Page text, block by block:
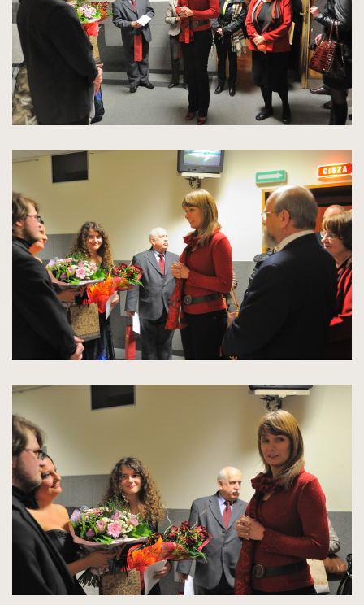
spowoduje
powiększenie
do
rozmiarów
oryginalnych
spowoduje
powiększenie
zdjęcia
do
rozmiarów
oryginalnych